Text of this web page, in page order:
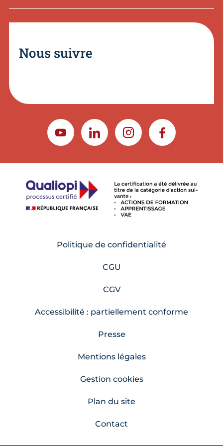
Nous suivre
YOUTUBELINKEDININSTAGRAMFACEBOOK
Politique de confidentialité
CGU
CGV
Accessibilité : partiellement conforme
Presse
Mentions légales
Gestion cookies
Plan du site
Contact